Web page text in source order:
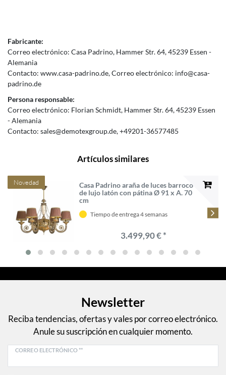
Fabricante:
Correo electrónico: Casa Padrino Hammer Str.64 45239 Essen
Alemania
Contacto: www.casa-padrino.de Correo electrónico: info@casa-
padrino.de
Persona responsable:
Correo electrónico: Florian Schmidt Hammer Str.64 45239 Essen
Alemania
Contacto: sales@demotexgroup.de +49201-36577485
Artículos similares
Novedad
Casa Padrino araña de luces barroco
de lujo latón con pátina Ø 91 x A. 70
cm
Tiempo de entrega 4 semanas
3.499,90 € *
Newsletter
Reciba tendencias, ofertas y vales por correo electrónico.
Anule su suscripción en cualquier momento.
CORREO ELECTRÓNICO **